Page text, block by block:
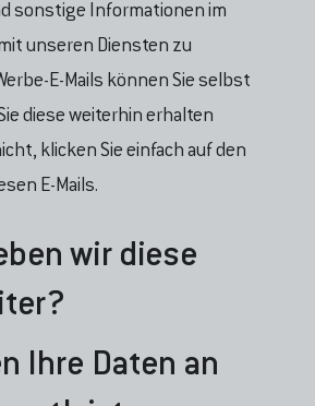
sonstige Informationen im
unseren Diensten zu
E-Mails können Sie selbst
diese weiterhin erhalten
klicken Sie einfach auf den
E-Mails.
wir diese
Ihre Daten an